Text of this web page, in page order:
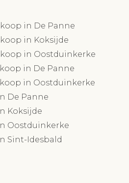
in De Panne
in Koksijde
in Oostduinkerke
in De Panne
in Oostduinkerke
De Panne
Koksijde
Oostduinkerke
Sint-Idesbald